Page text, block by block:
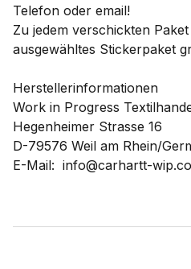
Telefon oder email!
Zu jedem verschickten
ausgewähltes Stickerpaket
Herstellerinformationen
Work in Progress
Hegenheimer Strasse 16
D-79576 Weil am Rhein/
E-Mail: info@carhartt-